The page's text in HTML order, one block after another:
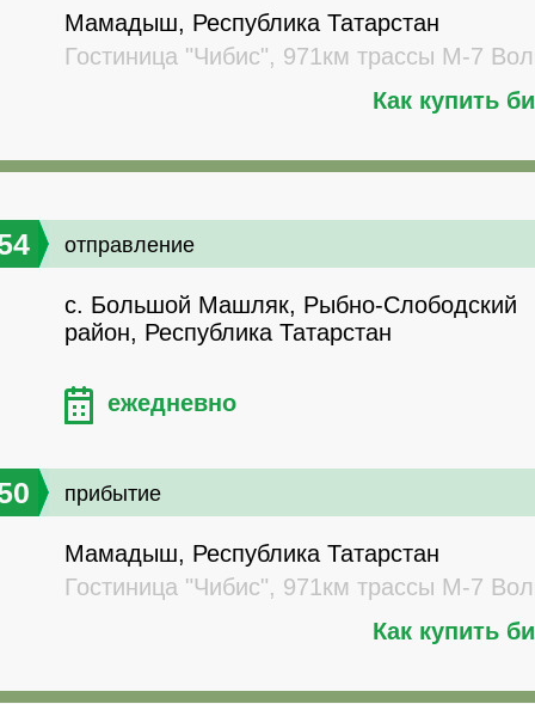
Мамадыш, Республика Татарстан
Гостиница "Чибис", 971км трассы М-7
Как купить
отправление
с. Большой Машляк, Рыбно-Слободский
район, Республика Татарстан
ежедневно
прибытие
Мамадыш, Республика Татарстан
Гостиница "Чибис", 971км трассы М-7
Как купить